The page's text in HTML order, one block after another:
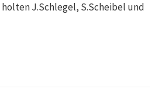
J.Schlegel, S.Scheibel und